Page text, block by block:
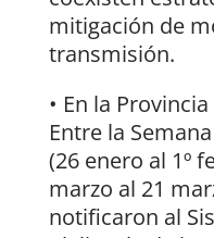
mitigación de
transmisión.
• En la
Entre la
(26 enero al 1º
marzo al 21
notificaron al